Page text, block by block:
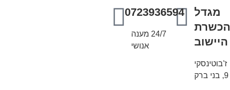
מגדל
הכשרת
היישוב
ז'בוטינסקי
9, בני ברק
0723936594
24/7 מענה
אנושי